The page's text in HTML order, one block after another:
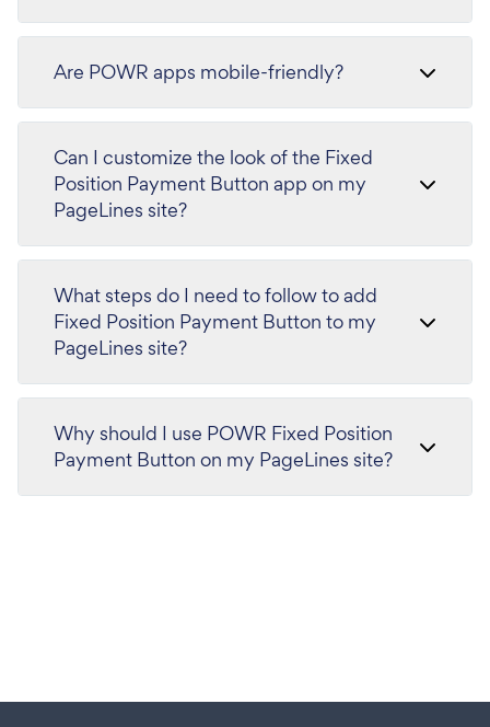
Are POWR apps mobile-friendly?
Can I customize the look of the Fixed
Position Payment Button app on my
PageLines site?
What steps do I need to follow to add
Fixed Position Payment Button to my
PageLines site?
Why should I use POWR Fixed Position
Payment Button on my PageLines site?